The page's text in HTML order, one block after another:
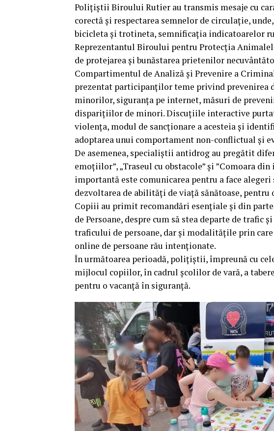
Poliţiştii Biroului Rutier au transmis mesaje cu
corectă şi respectarea semnelor de circulaţie,
bicicleta și trotineta, semnificaţia indicatoarelor
Reprezentantul Biroului pentru Protecția
de protejarea și bunăstarea prietenilor
Compartimentul de Analiză şi Prevenire a
prezentat participanților teme privind
minorilor, siguranţa pe internet, măsuri de
disparițiilor de minori. Discuțiile interactive
violența, modul de sancționare a acesteia și
adoptarea unui comportament non-conflictual și
De asemenea, specialiștii antidrog au pregătit
emoțiilor”, „Traseul cu obstacole” și ”Comoara
importantă este comunicarea pentru a face
dezvoltarea de abilități de viață sănătoase, pentru
Copiii au primit recomandări esențiale și din
de Persoane, despre cum să stea departe de trafic
traficului de persoane, dar și modalitățile prin
online de persoane rău intenționate.
În următoarea perioadă, polițiștii, împreună cu
mijlocul copiilor, în cadrul școlilor de vară, a
pentru o vacanță în siguranță.